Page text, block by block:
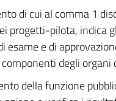
di cui al comma 1
progetti-pilota, indica
esame e di
degli organi
della funzione